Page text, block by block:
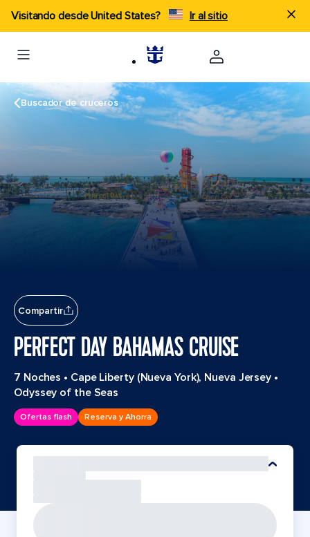
Visitando desde United States? Ir al sitio
Buscador de cruceros
Compartir
PERFECT DAY BAHAMAS CRUISE
7 Noches • Cape Liberty (Nueva York), Nueva Jersey •
Odyssey of the Seas
Ofertas flash Reserva y Ahorra